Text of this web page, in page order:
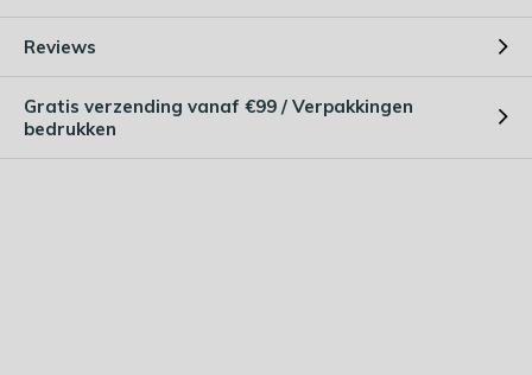
Reviews
Gratis verzending vanaf €99 / Verpakkingen
bedrukken